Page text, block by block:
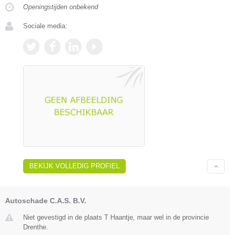
Openingstijden onbekend
Sociale media:
BEKIJK VOLLEDIG PROFIEL
Autoschade C.A.S. B.V.
Niet gevestigd in de plaats T Haantje, maar wel in de provincie
Drenthe.